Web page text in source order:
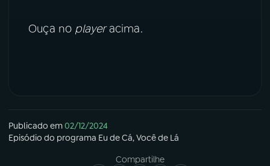
ACOMPANHE A RÁDIO NACIONAL
Ouça no playeracima.
Publicado em02/12/2024
Episódio do programa Eu de Cá, Você de Lá
Compartilhe